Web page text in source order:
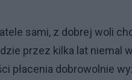
sami, z dobrej woli
przez kilka lat
płacenia dobrowolnie